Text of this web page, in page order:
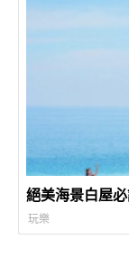
絕美海景白屋
玩樂